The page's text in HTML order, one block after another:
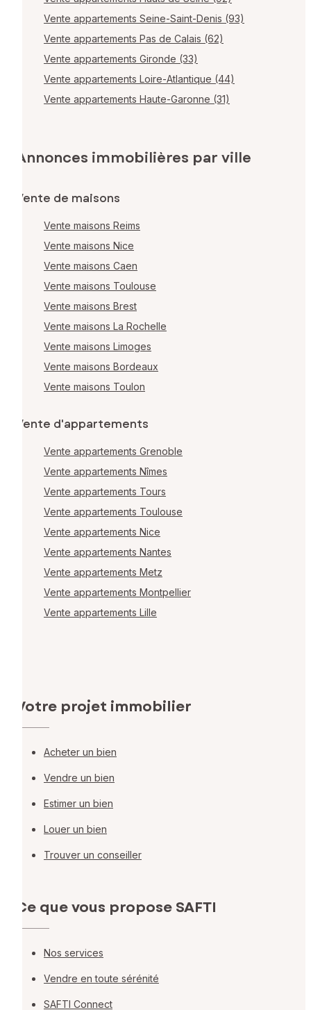
Vente appartements Seine-Saint-Denis (93)
Vente appartements Pas de Calais (62)
Vente appartements Gironde (33)
Vente appartements Loire-Atlantique (44)
Vente appartements Haute-Garonne (31)
Annonces immobilières par ville
Vente de maisons
Vente maisons Reims
Vente maisons Nice
Vente maisons Caen
Vente maisons Toulouse
Vente maisons Brest
Vente maisons La Rochelle
Vente maisons Limoges
Vente maisons Bordeaux
Vente maisons Toulon
Vente d'appartements
Vente appartements Grenoble
Vente appartements Nîmes
Vente appartements Tours
Vente appartements Toulouse
Vente appartements Nice
Vente appartements Nantes
Vente appartements Metz
Vente appartements Montpellier
Vente appartements Lille
Votre projet immobilier
Acheter un bien
Vendre un bien
Estimer un bien
Louer un bien
Trouver un conseiller
Ce que vous propose SAFTI
Nos services
Vendre en toute sérénité
SAFTI Connect